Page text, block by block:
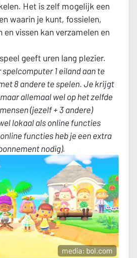
Het is zelf mogelijk een
waarin je kunt, fossielen,
vissen kan verzamelen en
geeft uren lang plezier.
1 eiland aan te
8 andere te spelen. Je krijgt
allemaal wel op het zelfde
(jezelf + 3 andere)
lokaal als online functies
functies heb je een extra
nodig).
media: bol.com